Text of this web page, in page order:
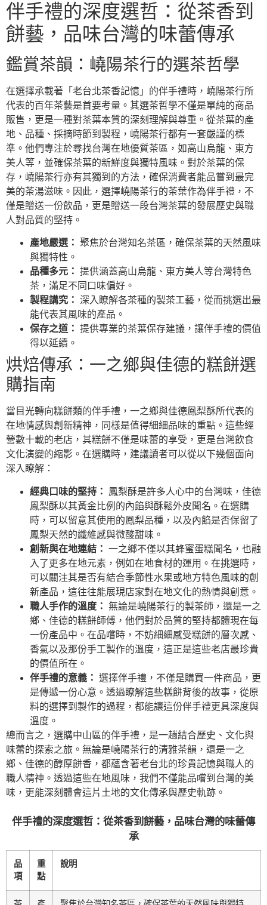
伴手禮的深度選哲：從茶香到
餅藝，品味台灣的味蕾傳承
鑑賞茶韻：嶢陽茶行的選茶哲學
在選擇承載著「老台北茶香記憶」的伴手禮時，嶢陽茶行所
代表的百年茶藝是首要考量。其選茶哲學不僅是單純的商品
販售，更是一種對茶葉本質的深刻理解與尊重。從茶葉的產
地、品種、採摘時節到製程，嶢陽茶行都有一套嚴謹的標
準。他們專注於尋找台灣在地優質茶區，如高山烏龍、東方
美人等，並確保茶葉的新鮮度與獨特風味。對於茶葉的保
存，嶢陽茶行亦有其獨到的方法，確保消費者能品嘗到最完
美的茶湯滋味。因此，選擇嶢陽茶行的茶葉作為伴手禮，不
僅是贈送一份飲品，更是贈送一段台灣茶葉的發展歷史與職
人對品質的堅持。
產地嚴選： 聚焦於台灣知名茶區，確保茶葉的天然風味
與獨特性。
品種多元： 提供涵蓋高山烏龍、東方美人等台灣特色
茶，滿足不同口味偏好。
製程講究： 深入瞭解各茶種的製茶工藝，從而挑選出最
能代表其風味的產品。
保存之道： 提供專業的茶葉保存建議，讓伴手禮的價值
得以延續。
烘焙傳承：一之鄉與佳德的糕餅選
購指南
當目光轉向糕餅類的伴手禮，一之鄉與佳德鳳梨酥所代表的
在地情感與創新精神，同樣是值得細細品味的重點。這些經
營數十載的老店，其糕餅不僅是味蕾的享受，更是台灣飲食
文化演變的縮影。在選購時，建議讀者可以從以下幾個面向
深入瞭解：
經典口味的堅持：
鳳梨酥是許多人心中的台灣味，佳德
鳳梨酥以其黃金比例的內餡與酥鬆外皮聞名。在選購
時，可以留意其使用的鳳梨品種，以及內餡是否保留了
鳳梨天然的纖維感與微酸甜味。
創新與在地連結： 一之鄉不僅以其蜂蜜蛋糕聞名，也融
入了更多在地元素，例如在地食材的運用。在挑選時，
可以關注其是否有結合季節性水果或地方特色風味的創
新產品，這往往能展現店家對在地文化的熱情與創意。
職人手作的溫度： 無論是嶢陽茶行的製茶師，還是一之
鄉、佳德的糕餅師傅，他們對於品質的堅持都體現在每
一份產品中。在品嚐時，不妨細細感受糕餅的層次感、
香氣以及那份手工製作的溫度，這正是這些老店最珍貴
的價值所在。
伴手禮的意義： 選擇伴手禮，不僅是購買一件商品，更
是傳遞一份心意。透過瞭解這些糕餅背後的故事，從原
料的選擇到製作的過程，都能讓這份伴手禮更具深度與
溫度。
總而言之，選購中山區的伴手禮，是一趟結合歷史、文化與
味蕾的探索之旅。無論是嶢陽茶行的清雅茶韻，還是一之
鄉、佳德的醇厚餅香，都蘊含著老台北的珍貴記憶與職人的
職人精神。透過這些在地風味，我們不僅能品嚐到台灣的美
味，更能深刻體會這片土地的文化傳承與歷史軌跡。
伴手禮的深度選哲：從茶香到餅藝，品味台灣的味蕾傳
承
品
項
重
點
說明